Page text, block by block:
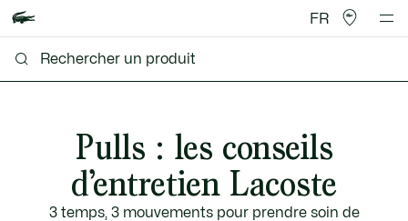
FR
Pulls : les conseils
d’entretien Lacoste
3 temps, 3 mouvements pour prendre soin de